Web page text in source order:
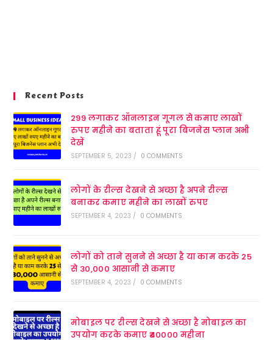
Recent Posts
299 लगाकर ऑनलाइन गूगल से कमाए लाखों
रुपए महीने का बताता हूं पूरा बिजनेस प्लान अभी
देखें
SEPTEMBER 5, 2023 / 0 COMMENTS
लोगों के रील्स देखने से अच्छा है अपने रील्स
बनाकर कमाए महीने का लाखों रुपए
SEPTEMBER 4, 2023 / 0 COMMENTS
लोगों को ताने सुनने से अच्छा है या काम करके 25
से 30,000 आसानी से कमाए
SEPTEMBER 4, 2023 / 0 COMMENTS
मोबाइल पर रील्स देखने से अच्छा है मोबाइल का
उपयोग करके कमाए ₹40000 महीना